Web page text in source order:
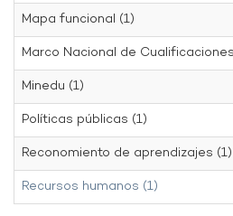
Mapa funcional (1)
Marco Nacional de
Minedu (1)
Políticas públicas (1)
Reconomiento de aprendizajes (1)
Recursos humanos (1)